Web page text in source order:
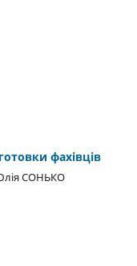
фахівців
СОНЬКО